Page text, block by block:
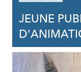
JEUNE